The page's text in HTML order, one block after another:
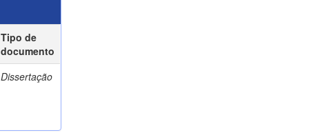
Tipo de
documento
Dissertação